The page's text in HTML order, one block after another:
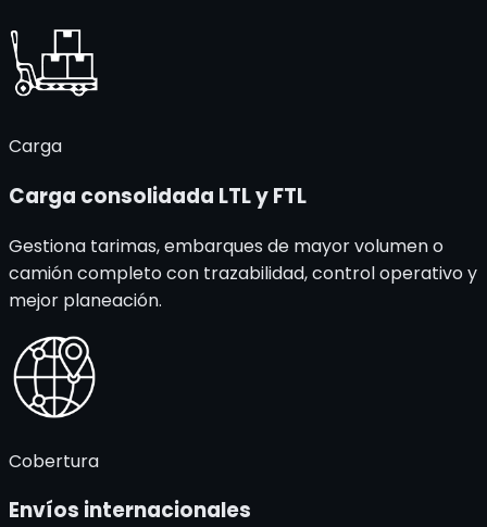
Carga
Carga consolidada LTL y FTL
Gestiona tarimas, embarques de mayor volumen o
camión completo con trazabilidad, control operativo y
mejor planeación.
Cobertura
Envíos internacionales